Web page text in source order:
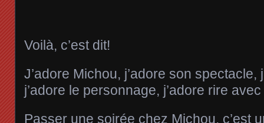
Voilà, c’est dit!
J’adore Michou, j’adore son spectacle,
j’adore le personnage, j’adore rire
Passer une soirée chez Michou, c’est